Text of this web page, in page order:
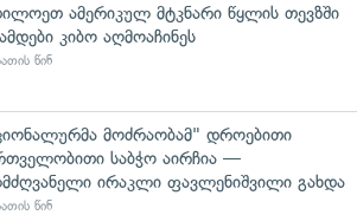
ამერიკულ მტკნარი წყლის თევზში
კიბო აღმოაჩინეს
წინ
მოძრაობამ" დროებითი
საბჭო აირჩია —
ირაკლი ფავლენიშვილი გახდა
წინ